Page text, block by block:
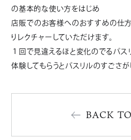
の基本的な使い方をはじめ
店販でのお客様へのおすすめの仕
りレクチャーしていただけます。
１回で見違えるほと変化のでるパスリ
体験してもらうとパスリルのすごさ
BACK